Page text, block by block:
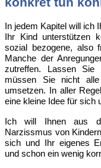
In jedem Kapitel will ich
Ihr Kind unterstützen
sozial bezogene, also
Manche der
zutreffen. Lassen
müssen Sie nicht
umsetzen. In aller
eine kleine Idee für sich
Ich will Ihnen aus
Narzissmus von
sich und Ihr eigenes
und schon ein wenig